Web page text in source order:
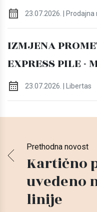
23.07.2026. | Prodajna
IZMJENA
EXPRESS PILE -
23.07.2026. | Libertas
Prethodna novost
Kartično
uvedeno
linije